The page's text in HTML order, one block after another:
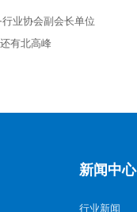
业协会副会长单位
有北高峰
新闻中心
行业新闻